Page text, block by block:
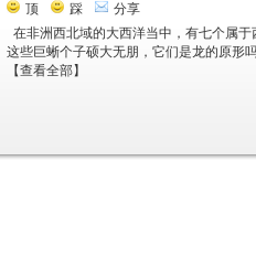
顶 踩 分享
在非洲西北域的大西洋当中，有七个属
这些巨蜥个子硕大无朋，它们是龙的原形
【查看全部】